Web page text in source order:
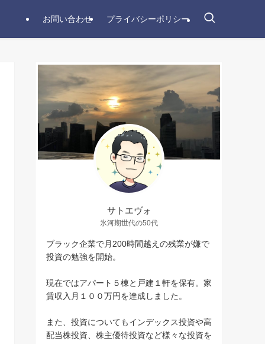
お問い合わせ プライバシーポリシー
サトエヴォ
氷河期世代の50代
ブラック企業で月200時間越えの残業が嫌で
投資の勉強を開始。
現在ではアパート５棟と戸建１軒を保有。家
賃収入月１００万円を達成しました。
また、投資についてもインデックス投資や高
配当株投資、株主優待投資など様々な投資を